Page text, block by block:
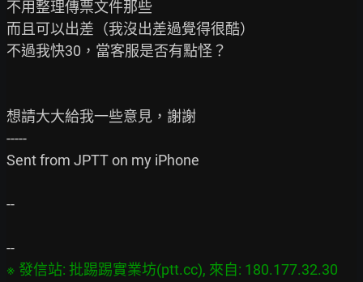
不用整理傳票文件那些
而且可以出差（我沒出差過覺得很酷）
不過我快30，當客服是否有點怪？
想請大大給我一些意見，謝謝
-----
Sent from JPTT on my iPhone
--
※ 發信站: 批踢踢實業坊(ptt.cc), 來自: 180.177.32.30